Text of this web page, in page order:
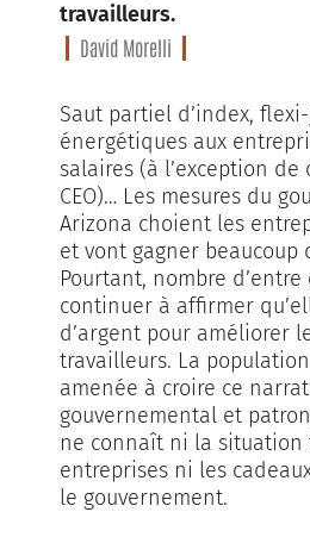
travailleurs.
David Morelli
Saut partiel d’index,
énergétiques aux
salaires (à l’exception de
CEO)… Les mesures du
Arizona choient les
et vont gagner beaucoup
Pourtant, nombre
continuer à affirmer
d’argent pour améliorer
travailleurs. La
amenée à croire ce
gouvernemental et
ne connaît ni la situation
entreprises ni les
le gouvernement.